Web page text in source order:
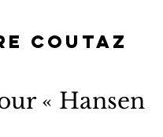
COUTAZ
« Hansen